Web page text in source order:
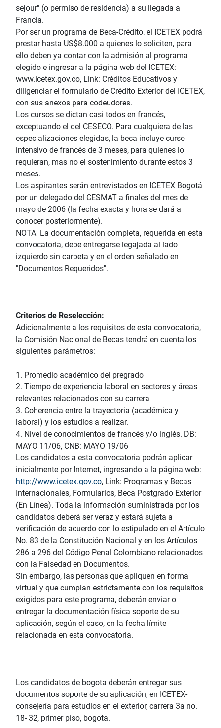
sejour" (o permiso de residencia) a su llegada a
Francia.
Por ser un programa de Beca-Crédito, el ICETEX podrá
prestar hasta US$8.000 a quienes lo soliciten, para
ello deben ya contar con la admisión al programa
elegido e ingresar a la página web del ICETEX:
www.icetex.gov.co, Link: Créditos Educativos y
diligenciar el formulario de Crédito Exterior del ICETEX,
con sus anexos para codeudores.
Los cursos se dictan casi todos en francés,
exceptuando el del CESECO. Para cualquiera de las
especializaciones elegidas, la beca incluye curso
intensivo de francés de 3 meses, para quienes lo
requieran, mas no el sostenimiento durante estos 3
meses.
Los aspirantes serán entrevistados en ICETEX Bogotá
por un delegado del CESMAT a finales del mes de
mayo de 2006 (la fecha exacta y hora se dará a
conocer posteriormente).
NOTA: La documentación completa, requerida en esta
convocatoria, debe entregarse legajada al lado
izquierdo sin carpeta y en el orden señalado en
"Documentos Requeridos".
Criterios de Reselección:
Adicionalmente a los requisitos de esta convocatoria,
la Comisión Nacional de Becas tendrá en cuenta los
siguientes parámetros:
1. Promedio académico del pregrado
2. Tiempo de experiencia laboral en sectores y áreas
relevantes relacionados con su carrera
3. Coherencia entre la trayectoria (académica y
laboral) y los estudios a realizar.
4. Nivel de conocimientos de francés y/o inglés. DB:
MAYO 11/06, CNB: MAYO 19/06
Los candidatos a esta convocatoria podrán aplicar
inicialmente por Internet, ingresando a la página web:
http://www.icetex.gov.co, Link: Programas y Becas
Internacionales, Formularios, Beca Postgrado Exterior
(En Línea). Toda la información suministrada por los
candidatos deberá ser veraz y estará sujeta a
verificación de acuerdo con lo estipulado en el Artículo
No. 83 de la Constitución Nacional y en los Artículos
286 a 296 del Código Penal Colombiano relacionados
con la Falsedad en Documentos.
Sin embargo, las personas que apliquen en forma
virtual y que cumplan estrictamente con los requisitos
exigidos para este programa, deberán enviar o
entregar la documentación física soporte de su
aplicación, según el caso, en la fecha límite
relacionada en esta convocatoria.
Los candidatos de bogota deberán entregar sus
documentos soporte de su aplicación, en ICETEX-
consejería para estudios en el exterior, carrera 3a no.
18- 32, primer piso, bogota.